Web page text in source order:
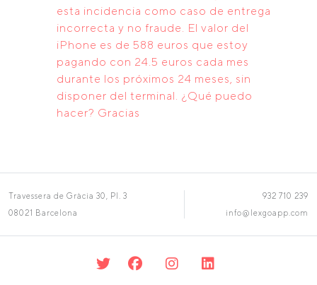
esta incidencia como caso de entrega
incorrecta y no fraude. El valor del
iPhone es de 588 euros que estoy
pagando con 24.5 euros cada mes
durante los próximos 24 meses, sin
disponer del terminal. ¿Qué puedo
hacer? Gracias
Travessera de Gràcia 30, Pl. 3
08021 Barcelona
932 710 239
info@lexgoapp.com